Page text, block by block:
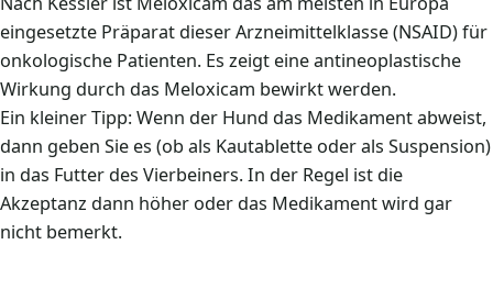
eingesetzte Präparat dieser Arzneimittelklasse (NSAID) für
onkologische Patienten. Es zeigt eine antineoplastische
Wirkung durch das Meloxicam bewirkt werden.
Ein kleiner Tipp: Wenn der Hund das Medikament abweist,
dann geben Sie es (ob als Kautablette oder als Suspension)
in das Futter des Vierbeiners. In der Regel ist die
Akzeptanz dann höher oder das Medikament wird gar
nicht bemerkt.